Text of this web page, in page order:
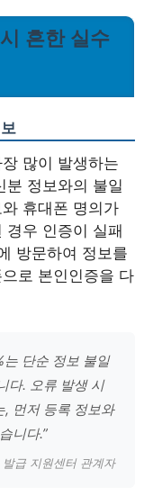
흔한 실수
많이 발생하는
분 정보와의 불일
휴대폰 명의가
경우 인증이 실패
방문하여 정보를
로 본인인증을 다
는 단순 정보 불일
다. 오류 발생 시
, 먼저 등록 정보와
니다.”
급 지원센터 관계자